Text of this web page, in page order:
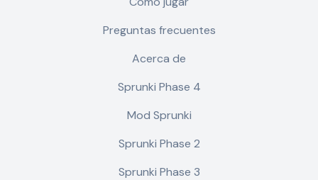
Preguntas frecuentes
Acerca de
Sprunki Phase 4
Mod Sprunki
Sprunki Phase 2
Sprunki Phase 3